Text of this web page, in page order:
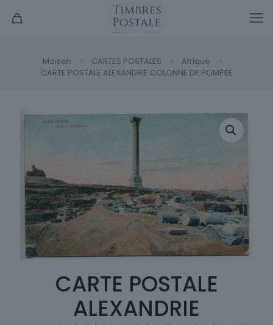
Maison CARTES POSTALES
Afrique
CARTE POSTALE ALEXANDRIE COLONNE DE POMPEE
CARTE POSTALE
ALEXANDRIE